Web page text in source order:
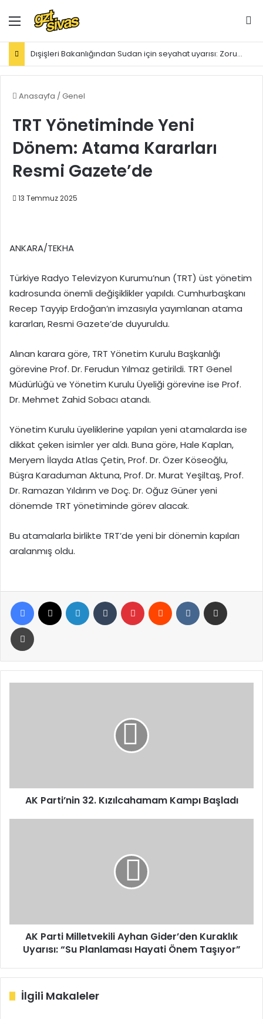
Menü
Dışişleri Bakanlığından Sudan için seyahat uyarısı: Zorunlu değilse gitmeyin
Anasayfa / Genel
TRT Yönetiminde Yeni
Dönem: Atama Kararları
Resmi Gazete’de
13 Temmuz 2025
ANKARA/TEKHA
Türkiye Radyo Televizyon Kurumu’nun (TRT) üst yönetim
kadrosunda önemli değişiklikler yapıldı. Cumhurbaşkanı
Recep Tayyip Erdoğan’ın imzasıyla yayımlanan atama
kararları, Resmi Gazete’de duyuruldu.
Alınan karara göre, TRT Yönetim Kurulu Başkanlığı
görevine Prof. Dr. Ferudun Yılmaz getirildi. TRT Genel
Müdürlüğü ve Yönetim Kurulu Üyeliği görevine ise Prof.
Dr. Mehmet Zahid Sobacı atandı.
Yönetim Kurulu üyeliklerine yapılan yeni atamalarda ise
dikkat çeken isimler yer aldı. Buna göre, Hale Kaplan,
Meryem İlayda Atlas Çetin, Prof. Dr. Özer Köseoğlu,
Büşra Karaduman Aktuna, Prof. Dr. Murat Yeşiltaş, Prof.
Dr. Ramazan Yıldırım ve Doç. Dr. Oğuz Güner yeni
dönemde TRT yönetiminde görev alacak.
Bu atamalarla birlikte TRT’de yeni bir dönemin kapıları
aralanmış oldu.
Facebook LinkedIn Tumblr Pinterest Reddit VKontakte
Yazdır
AK Parti’nin 32. Kızılcahamam Kampı Başladı
Planlaması
Hayati
Önem
AK Parti Milletvekili Ayhan Gider’den Kuraklık
Uyarısı: “Su Planlaması Hayati Önem Taşıyor”
İlgili Makaleler